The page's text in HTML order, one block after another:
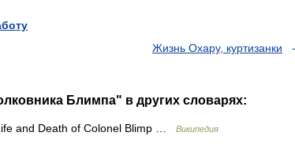
Жизнь Охару, куртизанки
Блимпа" в других словарях:
and Death of Colonel Blimp … Википедия